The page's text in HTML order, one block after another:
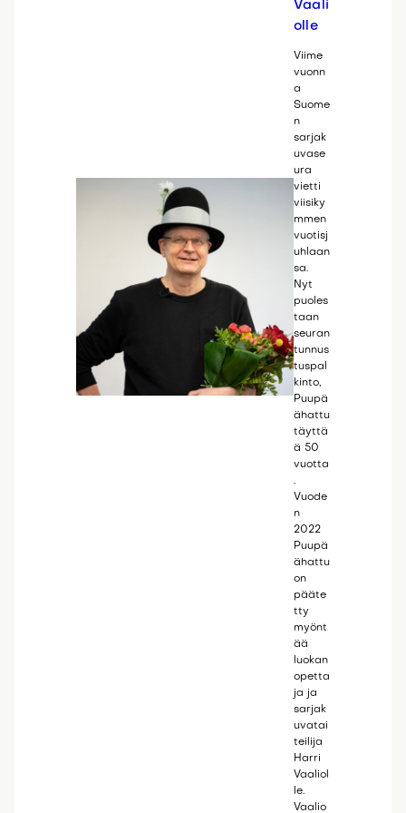
Vaali
olle
Viime
vuonn
a
Suome
n
sarjak
uvase
ura
vietti
viisiky
mmen
vuotisj
uhlaan
sa.
Nyt
puoles
taan
seuran
tunnus
tuspal
kinto,
Puupä
ähattu
täyttä
ä 50
vuotta
.
Vuode
n
2022
Puupä
ähattu
on
pääte
tty
myönt
ää
luokan
opetta
ja ja
sarjak
uvatai
teilija
Harri
Vaaliol
le.
Vaalio